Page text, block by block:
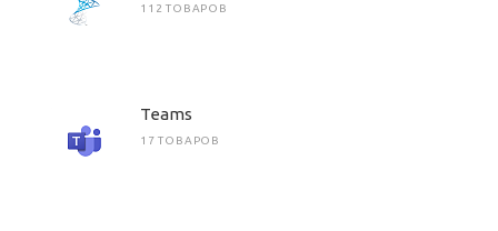
112 ТОВАРОВ
Teams
17 ТОВАРОВ